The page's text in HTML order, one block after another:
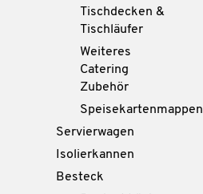
Tischdecken &
Tischläufer
Weiteres
Catering
Zubehör
Speisekartenmappen
Servierwagen
Isolierkannen
Besteck